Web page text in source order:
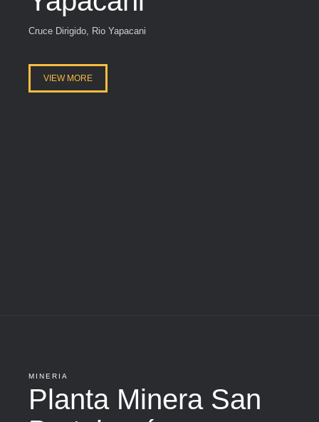
Cruce Dirigido, Rio Yapacani
VIEW MORE
MINERIA
Planta Minera San